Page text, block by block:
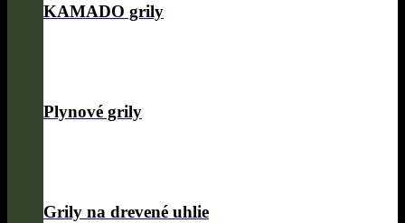
KAMADO grily
Plynové grily
Grily na drevené uhlie